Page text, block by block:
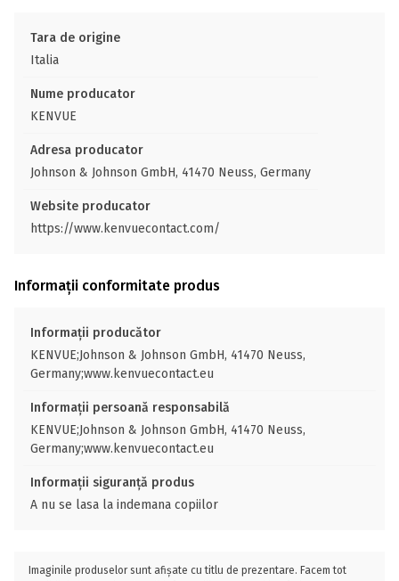
Tara de origine
Italia
Nume producator
KENVUE
Adresa producator
Johnson & Johnson GmbH, 41470 Neuss, Germany
Website producator
https://www.kenvuecontact.com/
Informații conformitate produs
Informații producător
KENVUE;Johnson & Johnson GmbH, 41470 Neuss,
Germany;www.kenvuecontact.eu
Informații persoană responsabilă
KENVUE;Johnson & Johnson GmbH, 41470 Neuss,
Germany;www.kenvuecontact.eu
Informații siguranță produs
A nu se lasa la indemana copiilor
Imaginile produselor sunt afișate cu titlu de prezentare. Facem tot